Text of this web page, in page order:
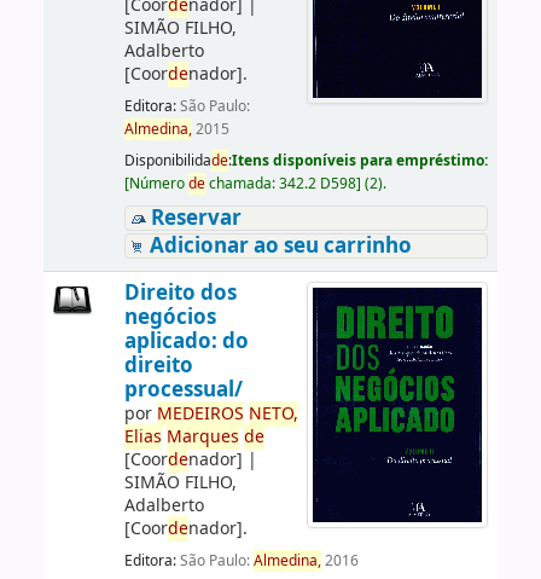
[Coordenador] |
SIMÃO FILHO,
Adalberto
[Coordenador].
Editora:São Paulo:
Almedina,2015
Disponibilidade:Itens disponíveis para empréstimo:
[Númerodechamada:342.2 D598] (2).
Reservar
Adicionar ao seu carrinho
Direito dos
negócios
aplicado: do
direito
processual/
por MEDEIROS NETO,
Elias Marques de
[Coordenador] |
SIMÃO FILHO,
Adalberto
[Coordenador].
Editora:São Paulo:Almedina,2016